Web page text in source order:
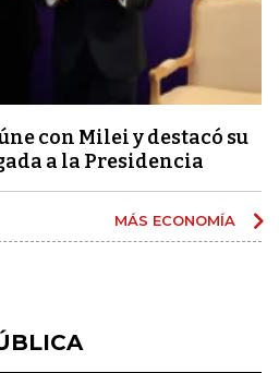
con Milei y destacó su
a la Presidencia
MÁS ECONOMÍA